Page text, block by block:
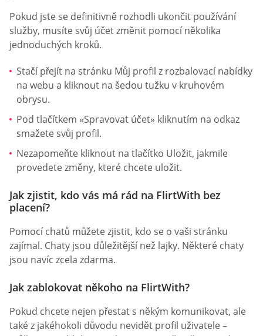
Pokud jste se definitivně rozhodli ukončit používání
služby, musíte svůj účet změnit pomocí několika
jednoduchých kroků.
Stačí přejít na stránku Můj profil z rozbalovací nabídky
na webu a kliknout na šedou tužku v kruhovém
obrysu.
Pod tlačítkem «Spravovat účet» kliknutím na odkaz
smažete svůj profil.
Nezapomeňte kliknout na tlačítko Uložit, jakmile
provedete změny, které chcete uložit.
Jak zjistit, kdo vás má rád na FlirtWith bez
placení?
Pomocí chatů můžete zjistit, kdo se o vaši stránku
zajímal. Chaty jsou důležitější než lajky. Některé chaty
jsou navíc zcela zdarma.
Jak zablokovat někoho na FlirtWith?
Pokud chcete nejen přestat s někým komunikovat, ale
také z jakéhokoli důvodu nevidět profil uživatele –